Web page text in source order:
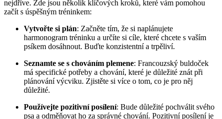
nejdříve. Zde jsou několik klíčových kroků, které vám pomohou
začít s úspěšným tréninkem:
Vytvořte⁣ si plán: Začněte tím, že si naplánujete
harmonogram tréninku a určíte si cíle, které chcete s vaším
⁣psíkem dosáhnout. Buďte ‌konzistentní a trpěliví.
Seznamte se‌ s chováním ‍plemene: ‌Francouzský buldoček
má specifické potřeby a⁣ chování, které je důležité znát při
plánování výcviku. Zjistěte si více o tom, co je pro něj
důležité.
Používejte pozitivní posílení:‍ Bude důležité pochválit ⁣svého
psa a odměňovat ho za správné chování. Pozitivní posílení je